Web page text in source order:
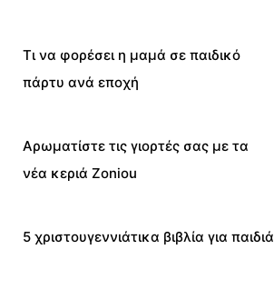
Τι να φορέσει η μαμά σε παιδικό
πάρτυ ανά εποχή
Αρωματίστε τις γιορτές σας με τα
νέα κεριά Zoniou
5 χριστουγεννιάτικα βιβλία για παιδιά